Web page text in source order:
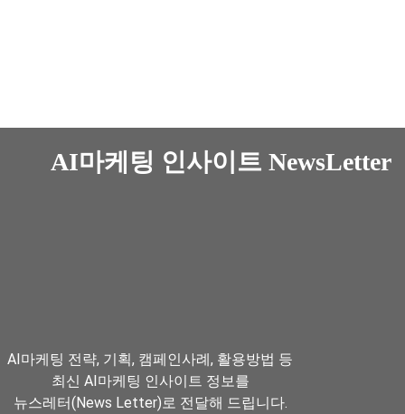
AI마케팅 인사이트 NewsLetter
AI마케팅 전략, 기획, 캠페인사례, 활용방법 등
최신 AI마케팅 인사이트 정보를
뉴스레터(News Letter)로 전달해 드립니다.